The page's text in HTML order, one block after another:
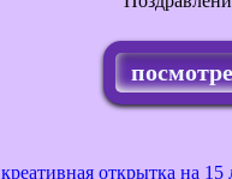
креативная открытка на 15